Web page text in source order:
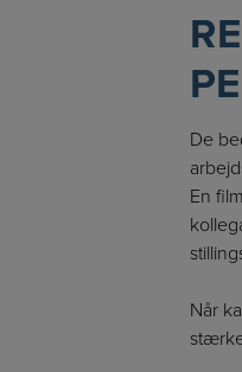
De
En
Når